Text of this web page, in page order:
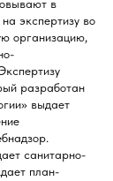
в
экспертизу во
организацию,
разработан
выдает
санитарно-
план-